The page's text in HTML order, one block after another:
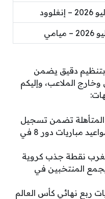
بتنظيم دقيق يضمن
الملاعب، وإليكم
المتأهلة تضمن تسجيل
عدد وافر من الأهداف في مواعيد مباريات دور 8 في
نقطة جذب كروية
المنتخبين في
ربع نهائي كأس العالم